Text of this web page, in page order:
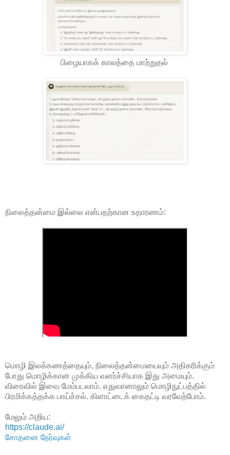
பிழையாகக் காலத்தை மாற்றுதல்
நிலைத்தன்மை இல்லை என்பதற்கான உதாரணம்:
மொழி இலக்கணத்தையும், நிலைத்தன்மையையும் அதிகரிக்கும்
போது மொழிக்கான முக்கிய வளர்ச்சியாக இது அமையும்.
விரைவில் இவை மேம்படலாம். எதுவானாலும் மொழிநுட்பத்தில்
பிரமிக்கத்தக்க பாய்ச்சல். கிளாட்டைக் கைதட்டி வரவேற்போம்.
மேலும் அறிய:
https://claude.ai/
சோதனை நேர்வுகள்